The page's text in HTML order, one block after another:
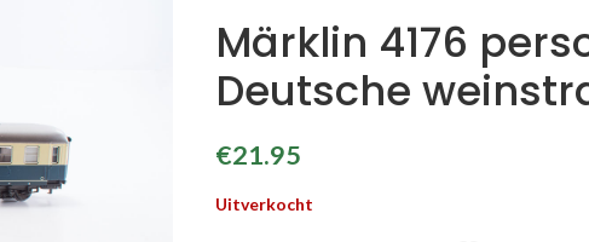
Märklin 4176
Deutsche
€21.95
Uitverkocht